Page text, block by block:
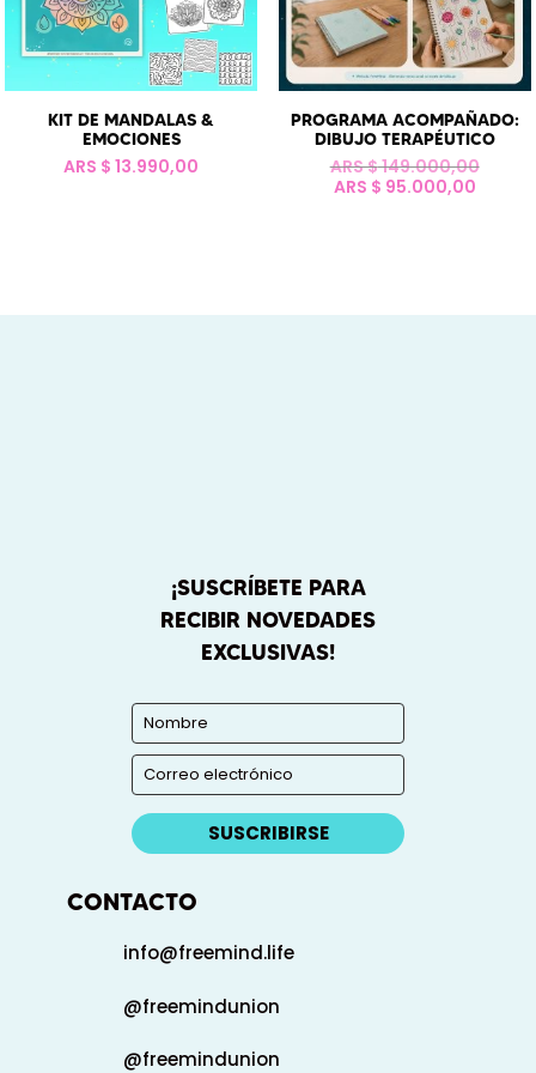
KIT DE MANDALAS &
EMOCIONES
ARS $ 13.990,00
PROGRAMA ACOMPAÑADO:
DIBUJO TERAPÉUTICO
ARS $149.000,00El
ARS $ 95.000,00El
¡SUSCRÍBETE PARA
RECIBIR NOVEDADES
EXCLUSIVAS!
SUSCRIBIRSE
CONTACTO
info@freemind.life
@freemindunion
@freemindunion